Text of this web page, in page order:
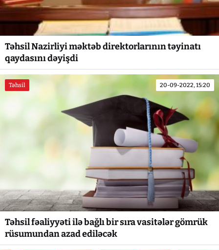
Təhsil Nazirliyi məktəb direktorlarının təyinatı
qaydasını dəyişdi
Təhsil 20-09-2022, 15:20
Təhsil fəaliyyəti ilə bağlı bir sıra vasitələr gömrük
rüsumundan azad ediləcək